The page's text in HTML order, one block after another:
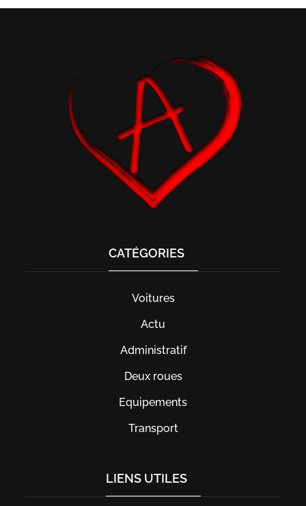
CATÉGORIES
Voitures
Actu
Administratif
Deux roues
Equipements
Transport
LIENS UTILES